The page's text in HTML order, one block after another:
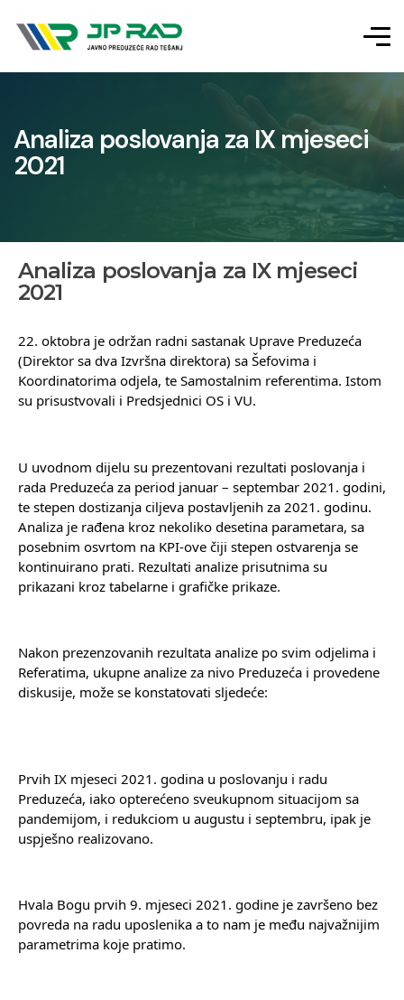
Analiza poslovanja za IX mjeseci
2021
Analiza poslovanja za IX mjeseci
2021
22. oktobra je održan radni sastanak Uprave Preduzeća
(Direktor sa dva Izvršna direktora) sa Šefovima i
Koordinatorima odjela, te Samostalnim referentima. Istom
su prisustvovali i Predsjednici OS i VU.
U uvodnom dijelu su prezentovani rezultati poslovanja i
rada Preduzeća za period januar – septembar 2021. godini,
te stepen dostizanja ciljeva postavljenih za 2021. godinu.
Analiza je rađena kroz nekoliko desetina parametara, sa
posebnim osvrtom na KPI-ove čiji stepen ostvarenja se
kontinuirano prati. Rezultati analize prisutnima su
prikazani kroz tabelarne i grafičke prikaze.
Nakon prezenzovanih rezultata analize po svim odjelima i
Referatima, ukupne analize za nivo Preduzeća i provedene
diskusije, može se konstatovati sljedeće:
Prvih IX mjeseci 2021. godina u poslovanju i radu
Preduzeća, iako opterećeno sveukupnom situacijom sa
pandemijom, i redukciom u augustu i septembru, ipak je
uspješno realizovano.
Hvala Bogu prvih 9. mjeseci 2021. godine je završeno bez
povreda na radu uposlenika a to nam je među najvažnijim
parametrima koje pratimo.